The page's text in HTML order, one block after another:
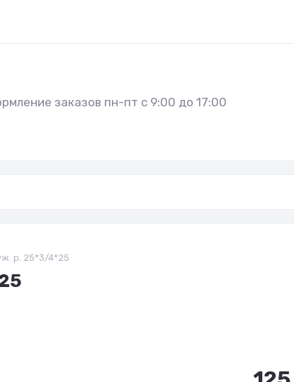
заказов пн-пт с 9:00 до 17:00
р. 25*3/4*25